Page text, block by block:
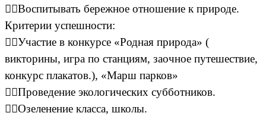
Воспитывать бережное отношение к природе.
Критерии успешности:
Участие в конкурсе «Родная природа» (
викторины, игра по станциям, заочное путешествие,
конкурс плакатов.), «Марш парков»
Проведение экологических субботников.
Озеленение класса, школы.